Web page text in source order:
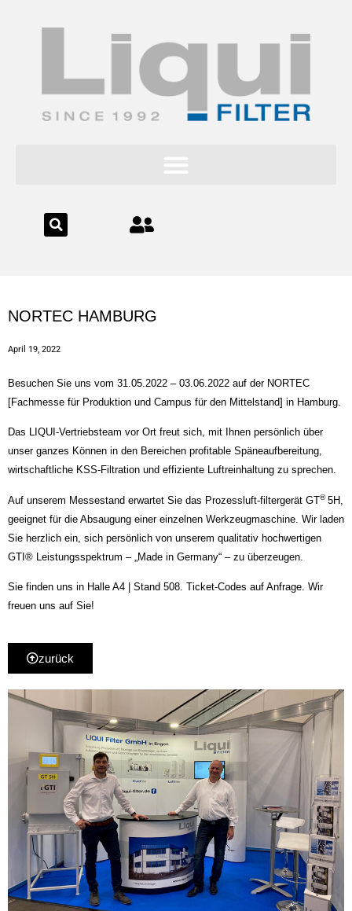
NORTEC HAMBURG
April 19, 2022
Besuchen Sie uns vom 31.05.2022 – 03.06.2022 auf der NORTEC
[Fachmesse für Produktion und Campus für den Mittelstand] in Hamburg.
Das LIQUI-Vertriebsteam vor Ort freut sich, mit Ihnen persönlich über
unser ganzes Können in den Bereichen profitable Späneaufbereitung,
wirtschaftliche KSS-Filtration und effiziente Luftreinhaltung zu sprechen.
Auf unserem Messestand erwartet Sie das Prozessluft-filtergerät GT®5H,
geeignet für die Absaugung einer einzelnen Werkzeugmaschine. Wir laden
Sie herzlich ein, sich persönlich von unserem qualitativ hochwertigen
GTI® Leistungsspektrum – „Made in Germany“ – zu überzeugen.
Sie finden uns in Halle A4 | Stand 508. Ticket-Codes auf Anfrage. Wir
freuen uns auf Sie!
zurück